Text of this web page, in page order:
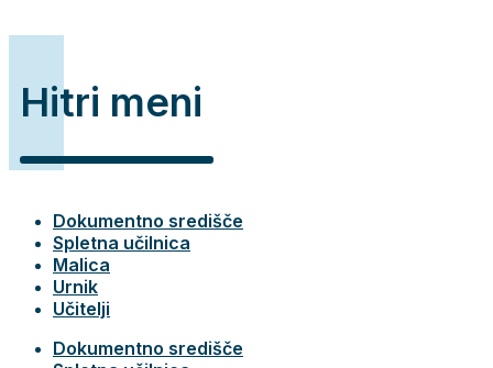
Hitri meni
Dokumentno središče
Spletna učilnica
Malica
Urnik
Učitelji
Dokumentno središče